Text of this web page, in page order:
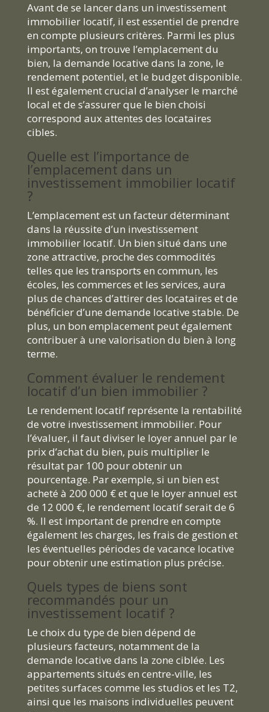
Avant de se lancer dans un investissement
immobilier locatif, il est essentiel de prendre
en compte plusieurs critères. Parmi les plus
importants, on trouve l’emplacement du
bien, la demande locative dans la zone, le
rendement potentiel, et le budget disponible.
Il est également crucial d’analyser le marché
local et de s’assurer que le bien choisi
correspond aux attentes des locataires
cibles.
Quelle est l’importance de
l’emplacement dans un
investissement immobilier locatif
?
L’emplacement est un facteur déterminant
dans la réussite d’un investissement
immobilier locatif. Un bien situé dans une
zone attractive, proche des commodités
telles que les transports en commun, les
écoles, les commerces et les services, aura
plus de chances d’attirer des locataires et de
bénéficier d’une demande locative stable. De
plus, un bon emplacement peut également
contribuer à une valorisation du bien à long
terme.
Comment évaluer le rendement
locatif d’un bien immobilier ?
Le rendement locatif représente la rentabilité
de votre investissement immobilier. Pour
l’évaluer, il faut diviser le loyer annuel par le
prix d’achat du bien, puis multiplier le
résultat par 100 pour obtenir un
pourcentage. Par exemple, si un bien est
acheté à 200 000 € et que le loyer annuel est
de 12 000 €, le rendement locatif serait de 6
%. Il est important de prendre en compte
également les charges, les frais de gestion et
les éventuelles périodes de vacance locative
pour obtenir une estimation plus précise.
Quels types de biens sont
recommandés pour un
investissement locatif ?
Le choix du type de bien dépend de
plusieurs facteurs, notamment de la
demande locative dans la zone ciblée. Les
appartements situés en centre-ville, les
petites surfaces comme les studios et les T2,
ainsi que les maisons individuelles peuvent